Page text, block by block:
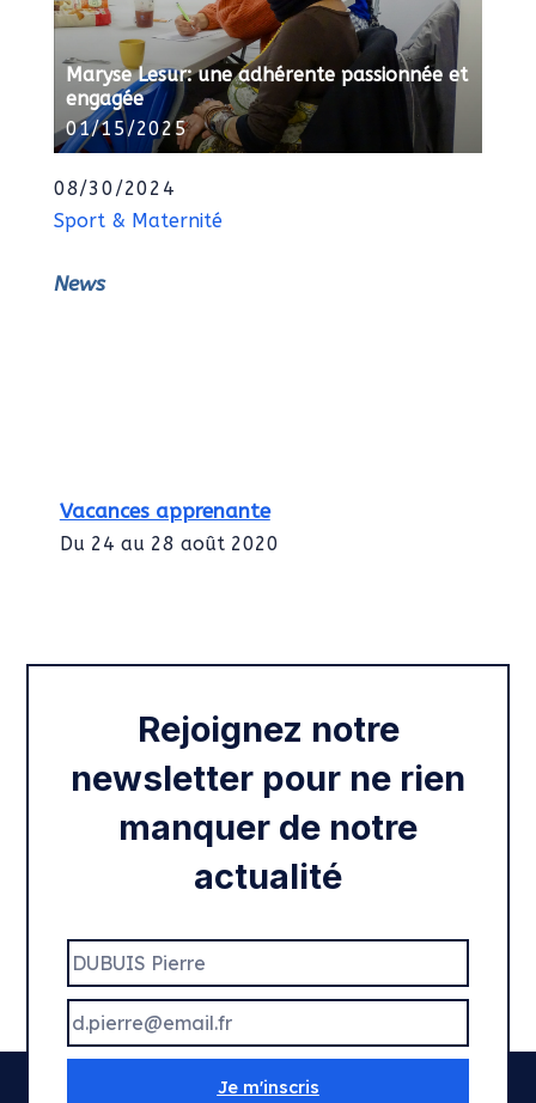
Maryse Lesur: une adhérente passionnée et
engagée
01/15/2025
08/30/2024
Sport & Maternité
News
Vacances apprenante
Du 24 au 28 août 2020
Rejoignez notre
newsletter pour ne rien
manquer de notre
actualité
Je m'inscris